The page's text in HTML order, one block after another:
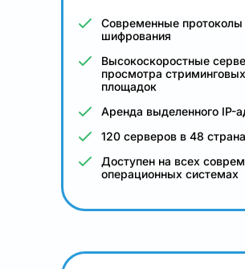
Современные протоколы
шифрования
Высокоскоростные
просмотра стриминговых
площадок
Аренда выделенного IP-
120 серверов в 48
Доступен на всех
операционных системах